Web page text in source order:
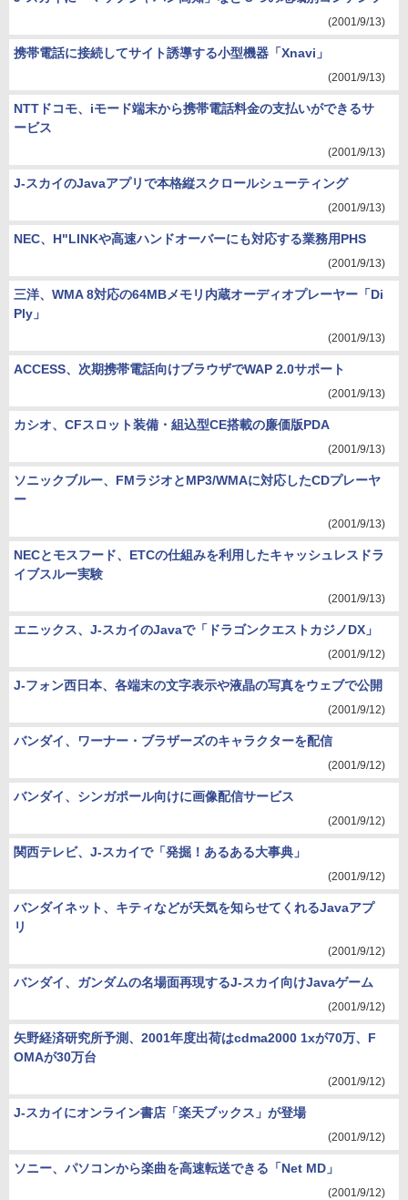
(2001/9/13)
携帯電話に接続してサイト誘導する小型機器「Xnavi」
(2001/9/13)
NTTドコモ、iモード端末から携帯電話料金の支払いができるサ
ービス
(2001/9/13)
J-スカイのJavaアプリで本格縦スクロールシューティング
(2001/9/13)
NEC、H"LINKや高速ハンドオーバーにも対応する業務用PHS
(2001/9/13)
三洋、WMA 8対応の64MBメモリ内蔵オーディオプレーヤー「Di
Ply」
(2001/9/13)
ACCESS、次期携帯電話向けブラウザでWAP 2.0サポート
(2001/9/13)
カシオ、CFスロット装備・組込型CE搭載の廉価版PDA
(2001/9/13)
ソニックブルー、FMラジオとMP3/WMAに対応したCDプレーヤ
ー
(2001/9/13)
NECとモスフード、ETCの仕組みを利用したキャッシュレスドラ
イブスルー実験
(2001/9/13)
エニックス、J-スカイのJavaで「ドラゴンクエストカジノDX」
(2001/9/12)
J-フォン西日本、各端末の文字表示や液晶の写真をウェブで公開
(2001/9/12)
バンダイ、ワーナー・ブラザーズのキャラクターを配信
(2001/9/12)
バンダイ、シンガポール向けに画像配信サービス
(2001/9/12)
関西テレビ、J-スカイで「発掘！あるある大事典」
(2001/9/12)
バンダイネット、キティなどが天気を知らせてくれるJavaアプ
リ
(2001/9/12)
バンダイ、ガンダムの名場面再現するJ-スカイ向けJavaゲーム
(2001/9/12)
矢野経済研究所予測、2001年度出荷はcdma2000 1xが70万、F
OMAが30万台
(2001/9/12)
J-スカイにオンライン書店「楽天ブックス」が登場
(2001/9/12)
ソニー、パソコンから楽曲を高速転送できる「Net MD」
(2001/9/12)